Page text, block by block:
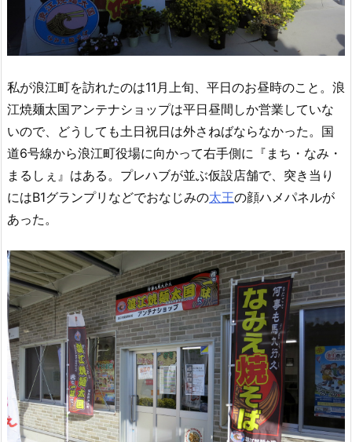
私が浪江町を訪れたのは11月上旬、平日のお昼時のこと。浪
江焼麺太国アンテナショップは平日昼間しか営業していな
いので、どうしても土日祝日は外さねばならなかった。国
道6号線から浪江町役場に向かって右手側に『まち・なみ・
まるしぇ』はある。プレハブが並ぶ仮設店舗で、突き当り
にはB1グランプリなどでおなじみの太王の顔ハメパネルが
あった。